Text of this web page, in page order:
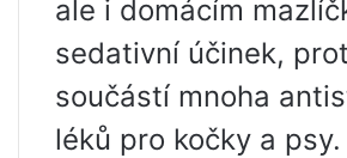
ale i domácím
sedativní účinek,
součástí mnoha
léků pro kočky a psy.